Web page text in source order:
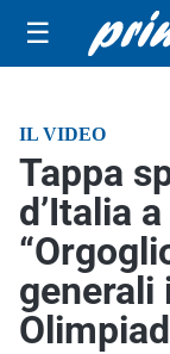
☰
IL VIDEO
Tappa
d’Italia
generali